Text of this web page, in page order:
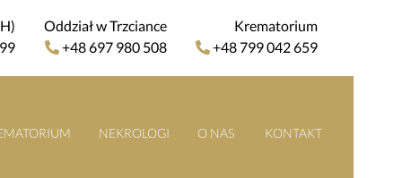
Oddział w Trzciance
+48 697 980 508
Krematorium
+48 799 042 659
NEKROLOGI O NAS KONTAKT